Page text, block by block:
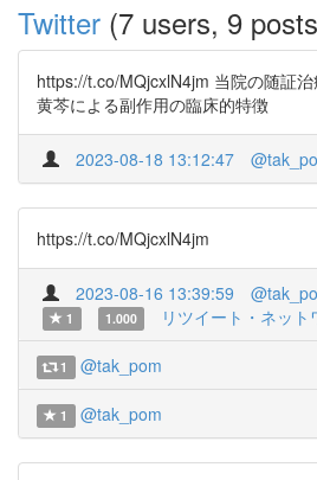
Twitter (7 users, 9
https://t.co/MQjcxlN4jm 当院の随証
黄芩による副作用の臨床的特徴
2023-08-18 13:12:47
https://t.co/MQjcxlN4jm
2023-08-16 13:39:59
1
1.000 リツイート・ネット
1 @tak_pom
1 @tak_pom